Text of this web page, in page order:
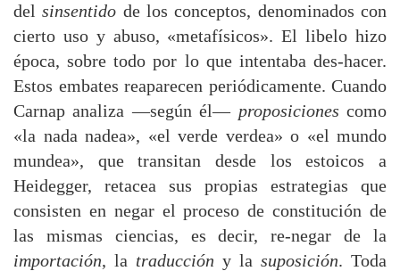
delsinsentido de los conceptos, denominados con
cierto uso y abuso, «metafísicos». El libelo hizo
época, sobre todo por lo que intentaba des-hacer.
Estos embates reaparecen periódicamente. Cuando
Carnap analiza —según él— proposiciones como
«la nada nadea», «el verde verdea» o «el mundo
mundea», que transitan desde los estoicos a
Heidegger, retacea sus propias estrategias que
consisten en negar el proceso de constitución de
las mismas ciencias, es decir, re-negar de la
importación, la traducción y la suposición. Toda